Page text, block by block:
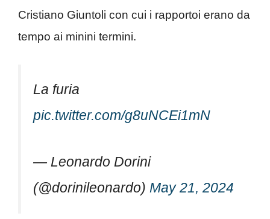
Cristiano Giuntoli con cui i rapportoi erano da
tempo ai minini termini.
La furia
pic.twitter.com/g8uNCEi1mN
— Leonardo Dorini
(@dorinileonardo) May 21, 2024